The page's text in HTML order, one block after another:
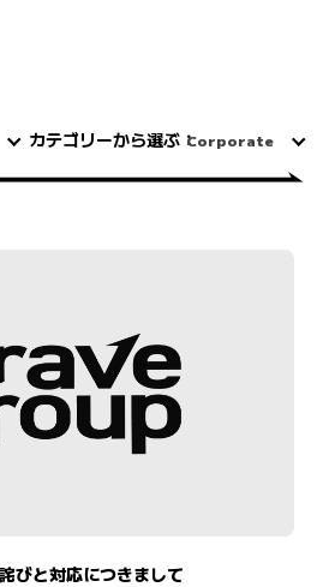
カテゴリーから選ぶ：Corporate
びと対応につきまして